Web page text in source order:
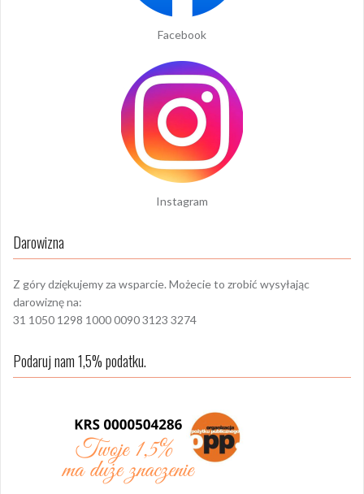
Facebook
Instagram
Darowizna
Z góry dziękujemy za wsparcie. Możecie to zrobić wysyłając
darowiznę na:
31 1050 1298 1000 0090 3123 3274
Podaruj nam 1,5% podatku.